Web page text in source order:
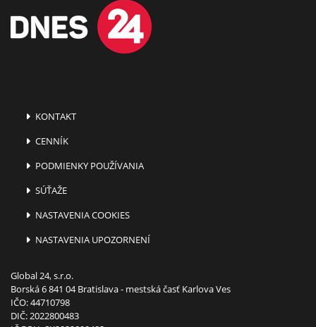
KONTAKT
CENNÍK
PODMIENKY POUŽÍVANIA
SÚŤAŽE
NASTAVENIA COOKIES
NASTAVENIA UPOZORNENÍ
Global 24, s.r.o.
Borská 6 841 04 Bratislava - mestská časť Karlova Ves
IČO: 44710798
DIČ: 2022800483